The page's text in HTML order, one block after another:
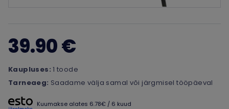
39.90 €
Kaupluses: 1 toode
Tarneaeg: Saadame välja samal või järgmisel tööpäeval
Kuumakse alates 6.78€ / 6 kuud